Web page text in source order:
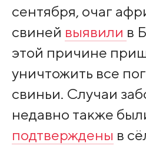
сентября, очаг
свиней выявили в
этой причине
уничтожить все
свиньи. Случаи
недавно также
подтверждены в